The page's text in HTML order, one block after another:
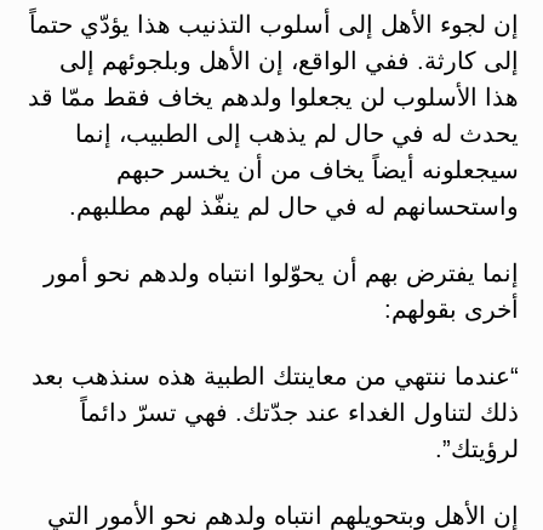
إن لجوء الأهل إلى أسلوب التذنيب هذا يؤدّي حتماً
إلى كارثة. ففي الواقع، إن الأهل وبلجوئهم إلى
هذا الأسلوب لن يجعلوا ولدهم يخاف فقط ممّا قد
يحدث له في حال لم يذهب إلى الطبيب، إنما
سيجعلونه أيضاً يخاف من أن يخسر حبهم
واستحسانهم له في حال لم ينفّذ لهم مطلبهم.
إنما يفترض بهم أن يحوّلوا انتباه ولدهم نحو أمور
أخرى بقولهم:
“عندما ننتهي من معاينتك الطبية هذه سنذهب بعد
ذلك لتناول الغداء عند جدّتك. فهي تسرّ دائماً
لرؤيتك”.
إن الأهل وبتحويلهم انتباه ولدهم نحو الأمور التي